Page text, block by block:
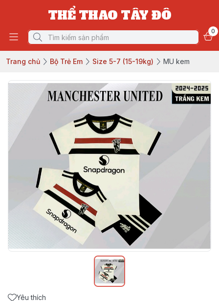
THỂ THAO TÂY ĐÔ
0
Trang chủ Bộ Trẻ Em Size 5-7 (15-19kg) MU kem
Yêu thích